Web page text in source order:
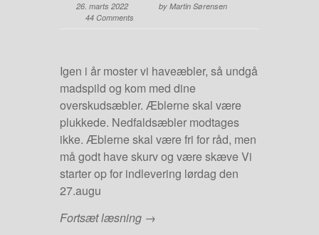
26. marts 2022
by Martin Sørensen
44 Comments
Igen i år moster vi haveæbler, så undgå
madspild og kom med dine
overskudsæbler. Æblerne skal være
plukkede. Nedfaldsæbler modtages
ikke. Æblerne skal være fri for råd, men
må godt have skurv og være skæve Vi
starter op for indlevering lørdag den
27.augu
Fortsæt læsning →